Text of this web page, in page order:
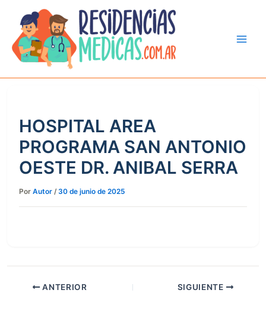
contenido
HOSPITAL AREA
PROGRAMA SAN ANTONIO
OESTE DR. ANIBAL SERRA
Por Autor /30 de junio de 2025
ANTERIOR SIGUIENTE